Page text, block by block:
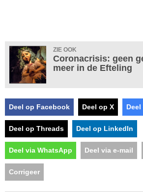
ZIE OOK
Coronacrisis: geen
meer in de Efteling
Deel op Facebook Deel op X
Deel op Threads Deel op LinkedIn
Deel via WhatsApp Deel via e-mail
Corrigeer